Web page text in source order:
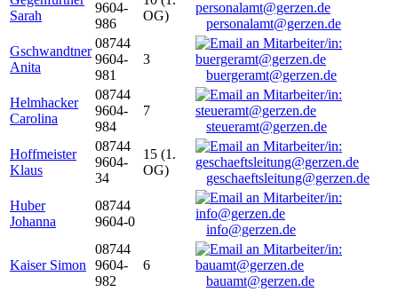
Sarah
9604-
986
OG)
personalamt@gerzen.de
Gschwandtner
Anita
08744
9604-
981
3
buergeramt@gerzen.de
Helmhacker
Carolina
08744
9604-
984
7
steueramt@gerzen.de
Hoffmeister
Klaus
08744
9604-
34
15 (1.
OG)
geschaeftsleitung@gerzen.de
Huber
Johanna
08744
9604-0
info@gerzen.de
Kaiser Simon
08744
9604-
982
6
bauamt@gerzen.de